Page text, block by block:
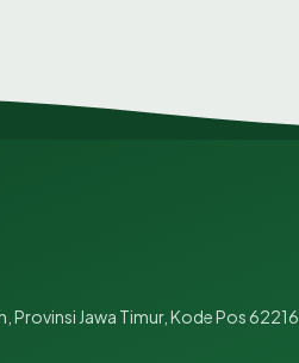
Provinsi Jawa Timur, Kode Pos 62216